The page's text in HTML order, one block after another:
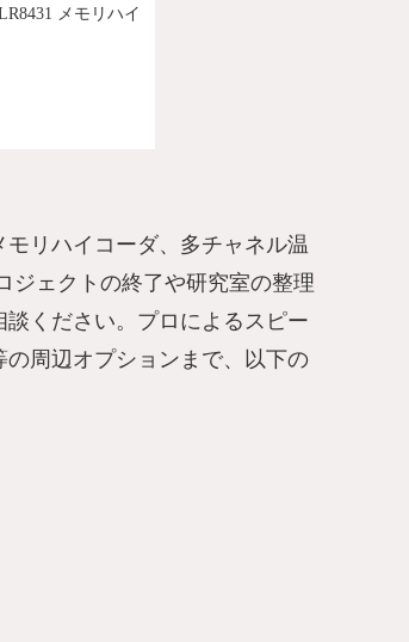
メモリハイ
リハイコーダ、多チャネル温
ジェクトの終了や研究室の整理
ください。プロによるスピー
周辺オプションまで、以下の